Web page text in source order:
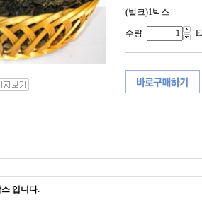
(벌크)1박스
수량
입니다.